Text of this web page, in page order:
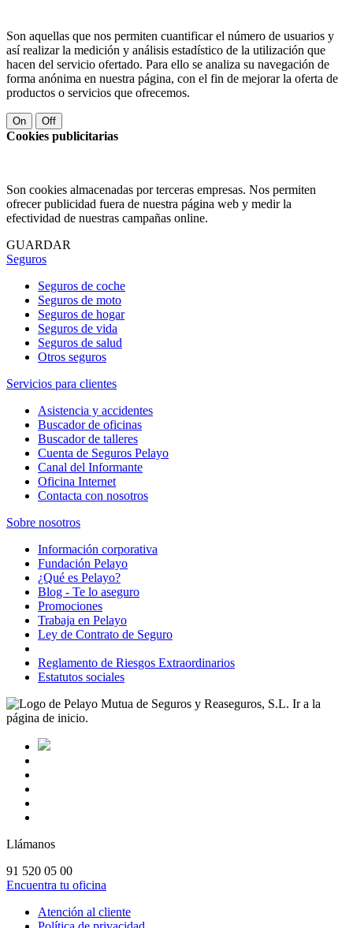
Son aquellas que nos permiten cuantificar el número de usuarios y
así realizar la medición y análisis estadístico de la utilización que
hacen del servicio ofertado. Para ello se analiza su navegación de
forma anónima en nuestra página, con el fin de mejorar la oferta de
productos o servicios que ofrecemos.
On Off
Cookies publicitarias
Son cookies almacenadas por terceras empresas. Nos permiten
ofrecer publicidad fuera de nuestra página web y medir la
efectividad de nuestras campañas online.
GUARDAR
Seguros
Seguros de coche
Seguros de moto
Seguros de hogar
Seguros de vida
Seguros de salud
Otros seguros
Servicios para clientes
Asistencia y accidentes
Buscador de oficinas
Buscador de talleres
Cuenta de Seguros Pelayo
Canal del Informante
Oficina Internet
Contacta con nosotros
Sobre nosotros
Información corporativa
Fundación Pelayo
¿Qué es Pelayo?
Blog - Te lo aseguro
Promociones
Trabaja en Pelayo
Ley de Contrato de Seguro
Reglamento de Riesgos Extraordinarios
Estatutos sociales
Llámanos
91 520 05 00
Encuentra tu oficina
Atención al cliente